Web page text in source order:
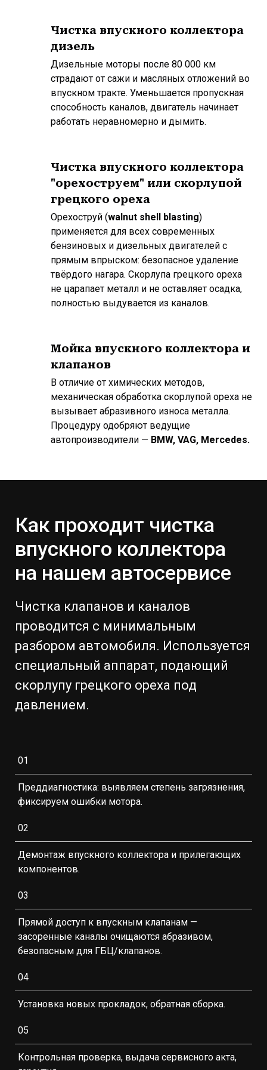
Чистка впускного коллектора
дизель
Дизельные моторы после 80 000 км
страдают от сажи и масляных отложений во
впускном тракте. Уменьшается пропускная
способность каналов, двигатель начинает
работать неравномерно и дымить.
Чистка впускного коллектора
"орехоструем" или скорлупой
грецкого ореха
Орехоструй (walnut shell blasting)
применяется для всех современных
бензиновых и дизельных двигателей с
прямым впрыском: безопасное удаление
твёрдого нагара. Скорлупа грецкого ореха
не царапает металл и не оставляет осадка,
полностью выдувается из каналов.
Мойка впускного коллектора и
клапанов
В отличие от химических методов,
механическая обработка скорлупой ореха не
вызывает абразивного износа металла.
Процедуру одобряют ведущие
автопроизводители — BMW, VAG, Mercedes.
Как проходит чистка
впускного коллектора
на нашем автосервисе
Чистка клапанов и каналов
проводится с минимальным
разбором автомобиля. Используется
специальный аппарат, подающий
скорлупу грецкого ореха под
давлением.
01
Преддиагностика: выявляем степень загрязнения,
фиксируем ошибки мотора.
02
Демонтаж впускного коллектора и прилегающих
компонентов.
03
Прямой доступ к впускным клапанам —
засоренные каналы очищаются абразивом,
безопасным для ГБЦ/клапанов.
04
Установка новых прокладок, обратная сборка.
05
Контрольная проверка, выдача сервисного акта,